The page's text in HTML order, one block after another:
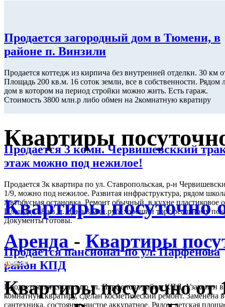
Продается загородный дом в Тюмени, в
районе п. Винзили
Продается коттедж из кирпича без внутренней отделки. 30 км
Площадь 200 кв.м. 16 соток земли, все в собственности. Рядом
дом в котором на период стройки можно жить. Есть гараж.
Стоимость 3800 млн.р либо обмен на 2комнатную квратиру
Продается 3 комн. Червишевсккий
этаж можно под нежилое!
Продается 3к квартира по ул. Ставропольская, р-н
1/9, можно под нежилое. Развитая инфраструктура, рядом
Автобусная остановка. Ремонт обычный, в кухне пластиковое
Площадь 68 кв м. Цена 3 млн.руб. хороший торг реальному
Документы готовы.
Продается пансионат по ул. Парфенова
район КПД
Продается пансионат по ул. Парфенова район КПД. Узаконен в
комнатную квратиру, сделан косметический ремонт. Заменена
сантехника, состояние чистое аккуратное. Рядом детская
Квартиры
Квартиры посуточно
Аренда - Квартиры
Квартиры посуточно